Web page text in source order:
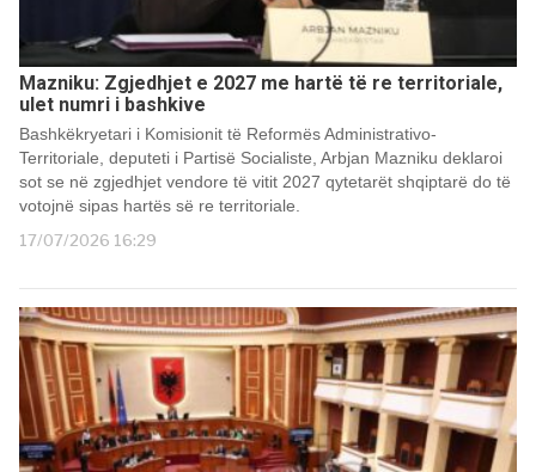
Mazniku: Zgjedhjet e 2027 me hartë të re territoriale,
ulet numri i bashkive
Bashkëkryetari i Komisionit të Reformës Administrativo-
Territoriale, deputeti i Partisë Socialiste, Arbjan Mazniku deklaroi
sot se në zgjedhjet vendore të vitit 2027 qytetarët shqiptarë do të
votojnë sipas hartës së re territoriale.
17/07/2026 16:29